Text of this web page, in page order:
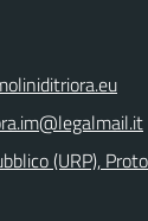
(URP),